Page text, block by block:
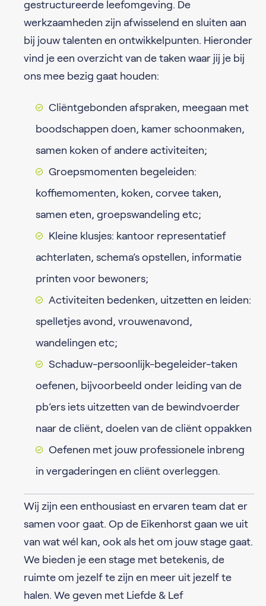
gestructureerde leefomgeving. De
werkzaamheden zijn afwisselend en sluiten aan
bij jouw talenten en ontwikkelpunten. Hieronder
vind je een overzicht van de taken waar jij je bij
ons mee bezig gaat houden:
Cliëntgebonden afspraken, meegaan met
boodschappen doen, kamer schoonmaken,
samen koken of andere activiteiten;
Groepsmomenten begeleiden:
koffiemomenten, koken, corvee taken,
samen eten, groepswandeling etc;
Kleine klusjes: kantoor representatief
achterlaten, schema’s opstellen, informatie
printen voor bewoners;
Activiteiten bedenken, uitzetten en leiden:
spelletjes avond, vrouwenavond,
wandelingen etc;
Schaduw-persoonlijk-begeleider-taken
oefenen, bijvoorbeeld onder leiding van de
pb’ers iets uitzetten van de bewindvoerder
naar de cliënt, doelen van de cliënt oppakken
Oefenen met jouw professionele inbreng
in vergaderingen en cliënt overleggen.
Wij zijn een enthousiast en ervaren team dat er
samen voor gaat. Op de Eikenhorst gaan we uit
van wat wél kan, ook als het om jouw stage gaat.
We bieden je een stage met betekenis, de
ruimte om jezelf te zijn en meer uit jezelf te
halen. We geven met Liefde & Lef